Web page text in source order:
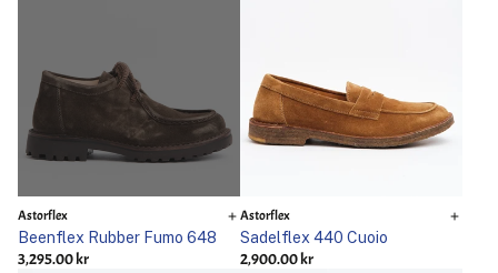
Astorflex
Beenflex Rubber Fumo 648
3,295.00 kr
Astorflex
Sadelflex 440 Cuoio
2,900.00 kr